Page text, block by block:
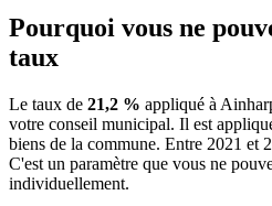
Pourquoi vous ne
taux
Le taux de 21,2 % appliqué à
votre conseil municipal. Il est
biens de la commune. Entre 2021 et
C'est un paramètre que vous ne
individuellement.